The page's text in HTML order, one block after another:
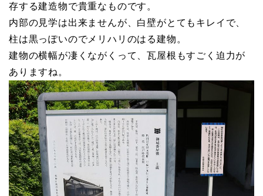
存する建造物で貴重なものです。
内部の見学は出来ませんが、白壁がとてもキレイで、
柱は黒っぽいのでメリハリのはる建物。
建物の横幅が凄くながくって、瓦屋根もすごく迫力が
ありますね。